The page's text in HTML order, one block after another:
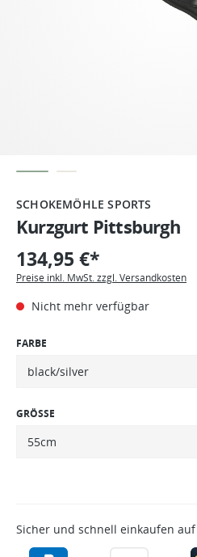
SCHOKEMÖHLE SPORTS
Kurzgurt Pittsburgh
134,95 €*
Preise inkl. MwSt. zzgl. Versandkosten
Nicht mehr verfügbar
FARBE
GRÖSSE
Sicher und schnell einkaufen auf